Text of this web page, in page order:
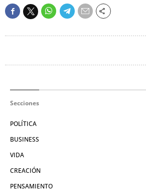
Secciones
POLÍTICA
BUSINESS
VIDA
CREACIÓN
PENSAMIENTO